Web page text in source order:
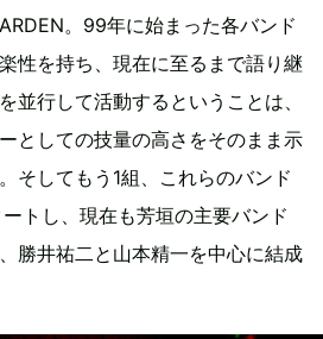
。99年に始まった各バンド
性を持ち、現在に至るまで語り継
並行して活動するということは、
としての技量の高さをそのまま示
そしてもう1組、これらのバンド
トし、現在も芳垣の主要バンド
勝井祐二と山本精一を中心に結成